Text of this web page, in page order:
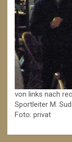
von links nach
Sportleiter M.
Foto: privat